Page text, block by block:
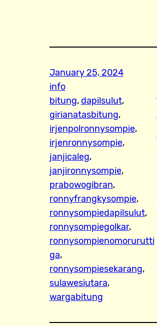
January 25, 2024
info
bitung, dapilsulut,
girianatasbitung ,
irjenpolronnysompie,
irjenronnysompie,
janjicaleg ,
janjironnysompie,
prabowogibran ,
ronnyfrangkysompie,
ronnysompiedapilsulut,
ronnysompiegolkar,
ronnysompienomorurutti
ga ,
ronnysompiesekarang ,
sulawesiutara ,
wargabitung